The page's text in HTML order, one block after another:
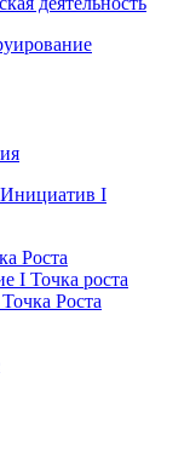
Инициатив I
Роста
I Точка роста
Роста